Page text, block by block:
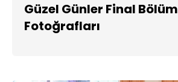
Güzel Günler Final Bölüm
Fotoğrafları